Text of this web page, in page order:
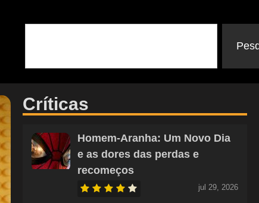
Críticas
Homem-Aranha: Um Novo Dia
e as dores das perdas e
recomeços
jul 29, 2026